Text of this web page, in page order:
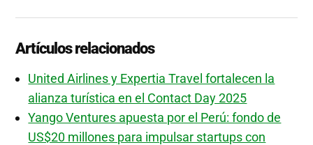
Artículos relacionados
United Airlines y Expertia Travel fortalecen la
alianza turística en el Contact Day 2025
Yango Ventures apuesta por el Perú: fondo de
US$20 millones para impulsar startups con